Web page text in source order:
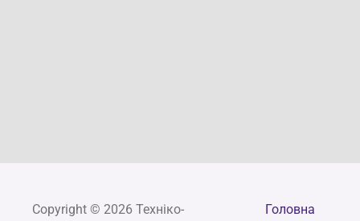
Copyright © 2026 Техніко- Головна